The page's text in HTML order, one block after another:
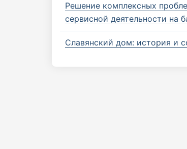
Решение комплексных
сервисной деятельности на
Славянский дом: история и